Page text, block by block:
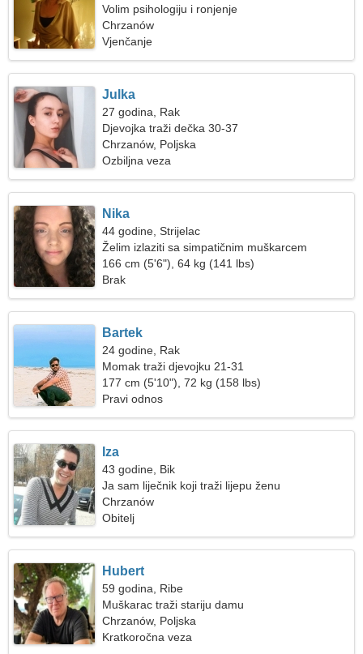
Volim psihologiju i ronjenje
Chrzanów
Vjenčanje
Julka
27 godina, Rak
Djevojka traži dečka 30-37
Chrzanów, Poljska
Ozbiljna veza
Nika
44 godine, Strijelac
Želim izlaziti sa simpatičnim muškarcem
166 cm (5'6"), 64 kg (141 lbs)
Brak
Bartek
24 godine, Rak
Momak traži djevojku 21-31
177 cm (5'10"), 72 kg (158 lbs)
Pravi odnos
Iza
43 godine, Bik
Ja sam liječnik koji traži lijepu ženu
Chrzanów
Obitelj
Hubert
59 godina, Ribe
Muškarac traži stariju damu
Chrzanów, Poljska
Kratkoročna veza